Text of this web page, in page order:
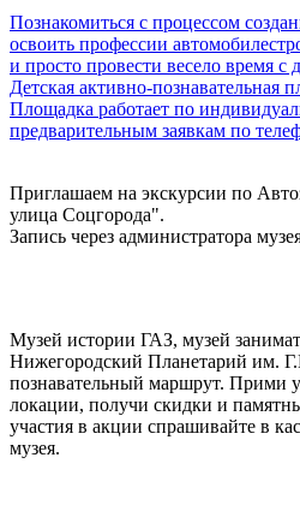
Познакомиться с процессом
освоить профессии
и просто провести весело время с
Детская активно-познавательная
Площадка работает по
предварительным заявкам по
Приглашаем на экскурсии по
улица Соцгорода".
Запись через администратора
Музей истории ГАЗ, музей
Нижегородский Планетарий им.
познавательный маршрут. Прими
локации, получи скидки и
участия в акции спрашивайте в
музея.